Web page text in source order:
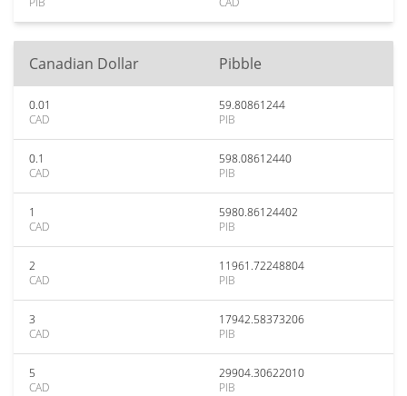
Canadian Dollar Pibble
0.01
CAD
59.80861244
PIB
0.1
CAD
598.08612440
PIB
1
CAD
5980.86124402
PIB
2
CAD
11961.72248804
PIB
3
CAD
17942.58373206
PIB
5
CAD
29904.30622010
PIB